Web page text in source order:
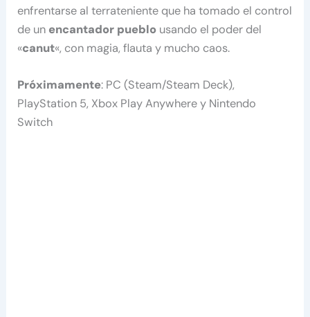
enfrentarse al terrateniente que ha tomado el control
de un encantador pueblo usando el poder del
«canut«, con magia, flauta y mucho caos.
Próximamente: PC (Steam/Steam Deck),
PlayStation 5, Xbox Play Anywhere y Nintendo
Switch